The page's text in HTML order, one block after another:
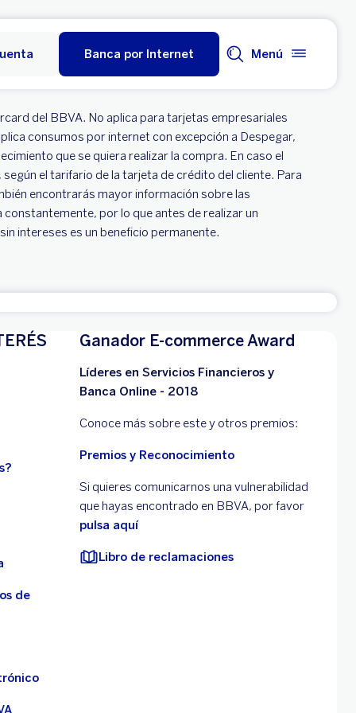
Banca por Internet Menú
del BBVA. No aplica para tarjetas empresariales
consumos por internet con excepción a Despegar,
que se quiera realizar la compra. En caso el
el tarifario de la tarjeta de crédito del cliente. Para
encontrarás mayor información sobre las
por lo que antes de realizar un
intereses es un beneficio permanente.
de
Ganador E-commerce Award
Líderes en Servicios Financieros y
Banca Online - 2018
Conoce más sobre este y otros premios:
Premios y Reconocimiento
Si quieres comunicarnos una vulnerabilidad
que hayas encontrado en BBVA, por favor
pulsa aquí
Libro de reclamaciones